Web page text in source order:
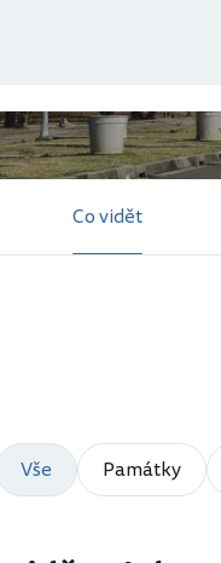
Co vidět
Vše Památky